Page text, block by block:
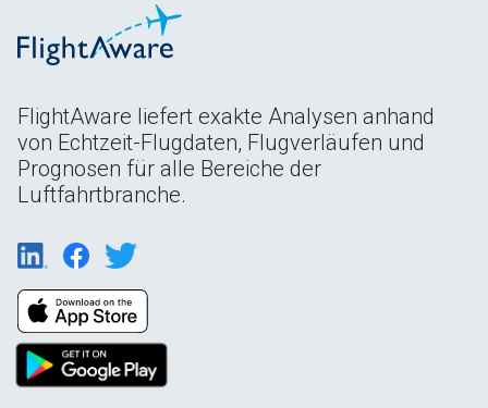
FlightAware liefert exakte Analysen anhand
von Echtzeit-Flugdaten, Flugverläufen und
Prognosen für alle Bereiche der
Luftfahrtbranche.